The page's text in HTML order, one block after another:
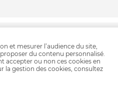
et mesurer l’audience du site,
du contenu personnalisé.
accepter ou non ces cookies en
la gestion des cookies, consultez